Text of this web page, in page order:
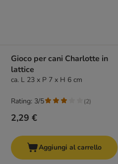
Gioco per cani Charlotte in
lattice
ca. L 23 x P 7 x H 6 cm
2,29 €
Rating: 3/5 (2)
Aggiungi al carrello